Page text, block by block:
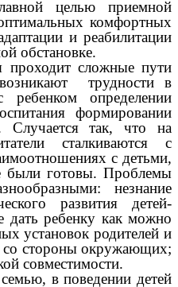
целью приемной
комфортных
и реабилитации
обстановке.
сложные пути
трудности в
ребенком определении
формировании
Случается так, что на
сталкиваются с
с детьми,
готовы. Проблемы
незнание
развития детей-
дать ребенку как можно
установок родителей и
со стороны окружающих;
совместимости.
в поведении детей